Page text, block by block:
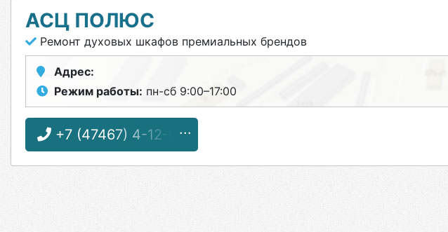
АСЦ ПОЛЮС
Ремонт духовых шкафов премиальных брендов
Адрес:
Режим работы: пн-сб 9:00–17:00
+7 (47467) 4-12-08